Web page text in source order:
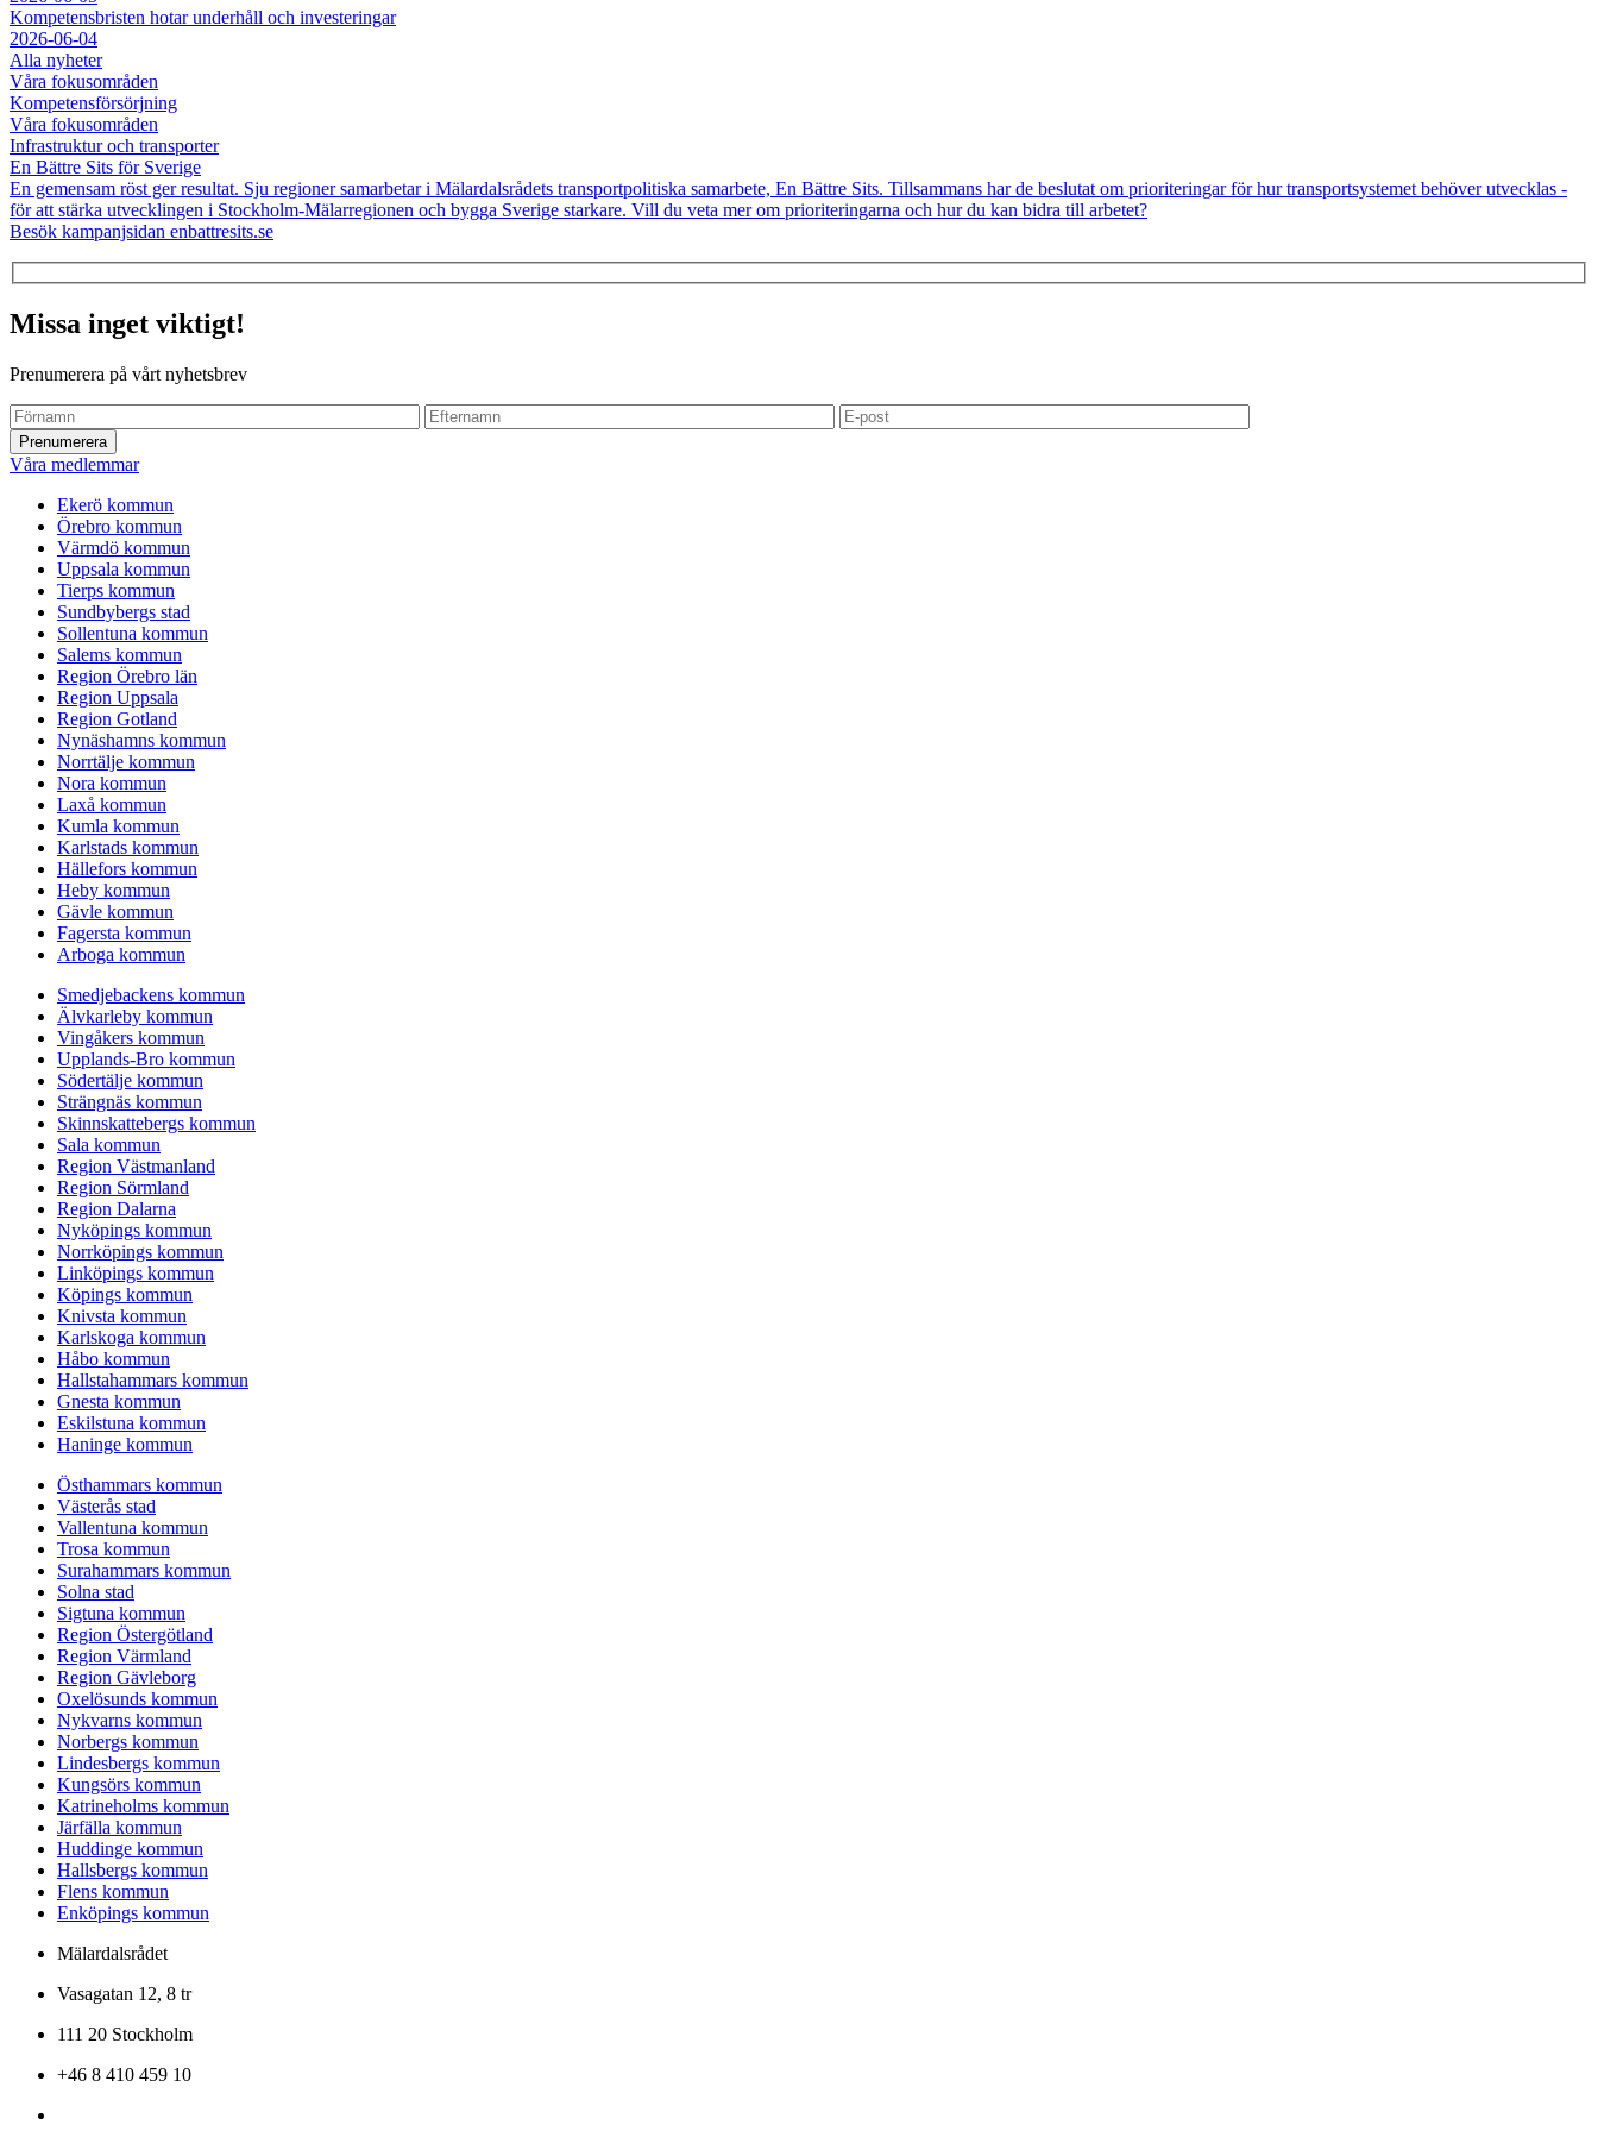
Kompetensbristen hotar underhåll och investeringar
2026-06-04
Alla nyheter
Våra fokusområden
Kompetensförsörjning
Våra fokusområden
Infrastruktur och transporter
En Bättre Sits för Sverige
En gemensam röst ger resultat. Sju regioner samarbetar i Mälardalsrådets transportpolitiska samarbete, En Bättre Sits. Tillsammans har de beslutat om prioriteringar för hur transportsystemet behöver utvecklas -
för att stärka utvecklingen i Stockholm-Mälarregionen och bygga Sverige starkare. Vill du veta mer om prioriteringarna och hur du kan bidra till arbetet?
Besök kampanjsidan enbattresits.se
Missa inget viktigt!
Prenumerera på vårt nyhetsbrev
Våra medlemmar
Ekerö kommun
Örebro kommun
Värmdö kommun
Uppsala kommun
Tierps kommun
Sundbybergs stad
Sollentuna kommun
Salems kommun
Region Örebro län
Region Uppsala
Region Gotland
Nynäshamns kommun
Norrtälje kommun
Nora kommun
Laxå kommun
Kumla kommun
Karlstads kommun
Hällefors kommun
Heby kommun
Gävle kommun
Fagersta kommun
Arboga kommun
Smedjebackens kommun
Älvkarleby kommun
Vingåkers kommun
Upplands-Bro kommun
Södertälje kommun
Strängnäs kommun
Skinnskattebergs kommun
Sala kommun
Region Västmanland
Region Sörmland
Region Dalarna
Nyköpings kommun
Norrköpings kommun
Linköpings kommun
Köpings kommun
Knivsta kommun
Karlskoga kommun
Håbo kommun
Hallstahammars kommun
Gnesta kommun
Eskilstuna kommun
Haninge kommun
Östhammars kommun
Västerås stad
Vallentuna kommun
Trosa kommun
Surahammars kommun
Solna stad
Sigtuna kommun
Region Östergötland
Region Värmland
Region Gävleborg
Oxelösunds kommun
Nykvarns kommun
Norbergs kommun
Lindesbergs kommun
Kungsörs kommun
Katrineholms kommun
Järfälla kommun
Huddinge kommun
Hallsbergs kommun
Flens kommun
Enköpings kommun
Mälardalsrådet
Vasagatan 12, 8 tr
111 20 Stockholm
+46 8 410 459 10